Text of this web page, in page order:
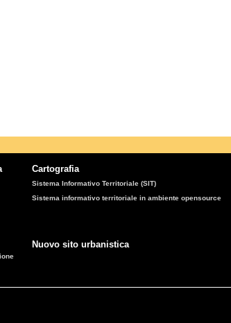
Cartografia
Sistema Informativo Territoriale (SIT)
Sistema informativo territoriale in ambiente opensource
Nuovo sito urbanistica